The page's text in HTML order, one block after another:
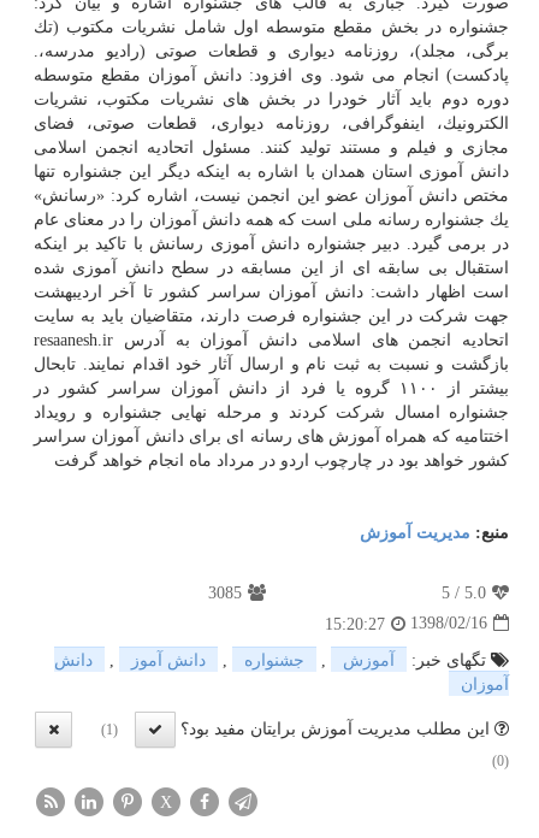
جشنواره در بخش مقطع متوسطه اول شامل نشریات مكتوب (تك
برگی، مجلد)، روزنامه دیواری و قطعات صوتی (رادیو مدرسه،.
پادكست) انجام می شود. وی افزود: دانش آموزان مقطع متوسطه
دوره دوم باید آثار خودرا در بخش های نشریات مكتوب، نشریات
الكترونیك، اینفوگرافی، روزنامه دیواری، قطعات صوتی، فضای
مجازی و فیلم و مستند تولید كنند. مسئول اتحادیه انجمن اسلامی
دانش آموزی استان همدان با اشاره به اینكه دیگر این جشنواره تنها
مختص دانش آموزان عضو این انجمن نیست، اشاره كرد: «رسانش»
یك جشنواره رسانه ملی است كه همه دانش آموزان را در معنای عام
در برمی گیرد. دبیر جشنواره دانش آموزی رسانش با تاكید بر اینكه
استقبال بی سابقه ای از این مسابقه در سطح دانش آموزی شده
است اظهار داشت: دانش آموزان سراسر كشور تا آخر اردیبهشت
جهت شركت در این جشنواره فرصت دارند، متقاضیان باید به سایت
اتحادیه انجمن های اسلامی دانش آموزان به آدرس resaanesh.ir
بازگشت و نسبت به ثبت نام و ارسال آثار خود اقدام نمایند. تابحال
بیشتر از ۱۱۰۰ گروه یا فرد از دانش آموزان سراسر كشور در
جشنواره امسال شركت كردند و مرحله نهایی جشنواره و رویداد
اختتامیه كه همراه آموزش های رسانه ای برای دانش آموزان سراسر
كشور خواهد بود در چارچوب اردو در مرداد ماه انجام خواهد گرفت
منبع: مدیریت آموزش
5.0
/
5
3085
1398/02/16
15:20:27
تگهای خبر:
آموزش , جشنواره , دانش آموز ,
دانش
آموزان
این مطلب مدیریت آموزش برایتان مفید بود؟
(1)
(0)
X